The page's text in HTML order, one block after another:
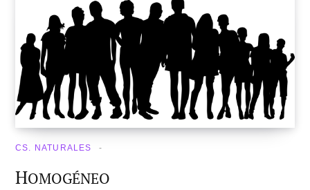
CS. NATURALES
HOMOGÉNEO